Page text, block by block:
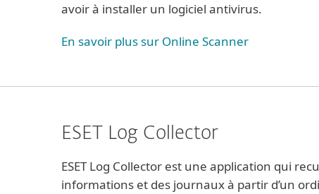
avoir à installer un logiciel antivirus.
En savoir plus sur Online Scanner
ESET Log Collector
ESET Log Collector est une application qui
informations et des journaux à partir d’un